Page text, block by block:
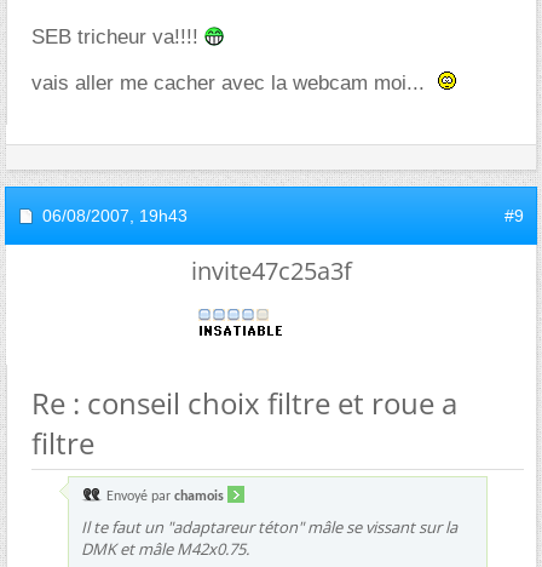
SEB tricheur va!!!!
vais aller me cacher avec la webcam moi...
06/08/2007, 19h43 #9
invite47c25a3f
Re : conseil choix filtre et roue a
filtre
Envoyé par chamois
Il te faut un "adaptareur téton" mâle se vissant sur la
DMK et mâle M42x0.75.